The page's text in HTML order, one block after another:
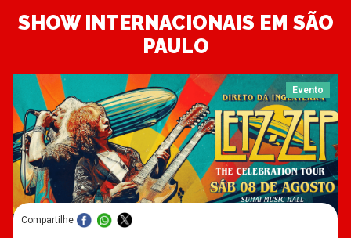
SHOW INTERNACIONAIS EM SÃO
PAULO
Evento
Compartilhe